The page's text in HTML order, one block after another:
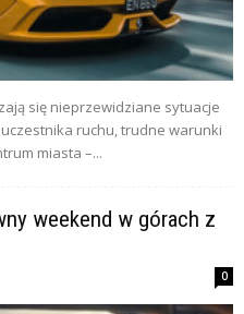
się nieprzewidziane sytuacje
ruchu, trudne warunki
miasta –...
weekend w górach z
0